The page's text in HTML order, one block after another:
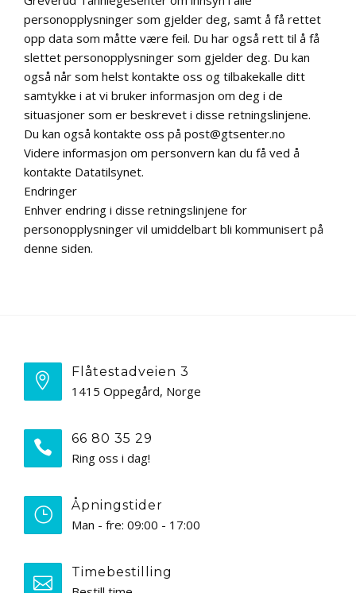
personopplysninger som gjelder deg, samt å få rettet
opp data som måtte være feil. Du har også rett til å få
slettet personopplysninger som gjelder deg. Du kan
også når som helst kontakte oss og tilbakekalle ditt
samtykke i at vi bruker informasjon om deg i de
situasjoner som er beskrevet i disse retningslinjene.
Du kan også kontakte oss på post@gtsenter.no
Videre informasjon om personvern kan du få ved å
kontakte Datatilsynet.
Endringer
Enhver endring i disse retningslinjene for
personopplysninger vil umiddelbart bli kommunisert på
denne siden.
Flåtestadveien 3
1415 Oppegård, Norge
66 80 35 29
Ring oss i dag!
Åpningstider
Man - fre: 09:00 - 17:00
Timebestilling